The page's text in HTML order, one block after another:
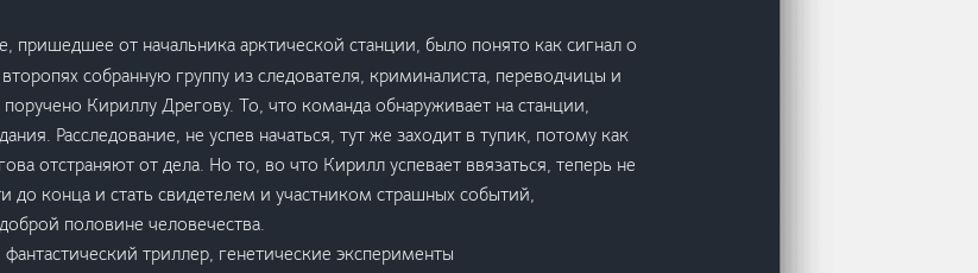
пришедшее от начальника арктической станции, было понято как сигнал о
собранную группу из следователя, криминалиста, переводчицы и
Кириллу Дрегову. То, что команда обнаруживает на станции,
Расследование, не успев начаться, тут же заходит в тупик, потому как
отстраняют от дела. Но то, во что Кирилл успевает ввязаться, теперь не
до конца и стать свидетелем и участником страшных событий,
половине человечества.
фантастический триллер, генетические эксперименты